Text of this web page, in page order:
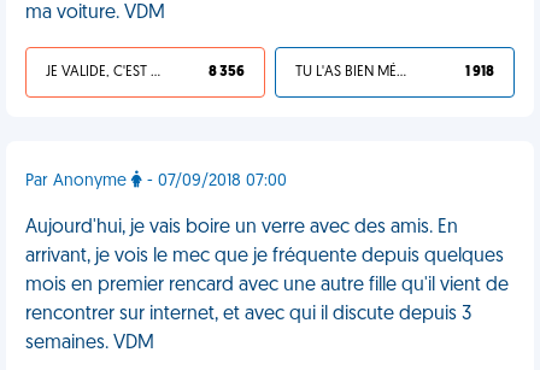
ma voiture. VDM
JE VALIDE, C'EST UNE VDM 8 356 TU L'AS BIEN MÉRITÉ 1 918
Par Anonyme - 07/09/2018 07:00
Aujourd'hui, je vais boire un verre avec des amis. En
arrivant, je vois le mec que je fréquente depuis quelques
mois en premier rencard avec une autre fille qu'il vient de
rencontrer sur internet, et avec qui il discute depuis 3
semaines. VDM